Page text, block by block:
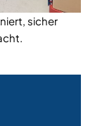
sicher